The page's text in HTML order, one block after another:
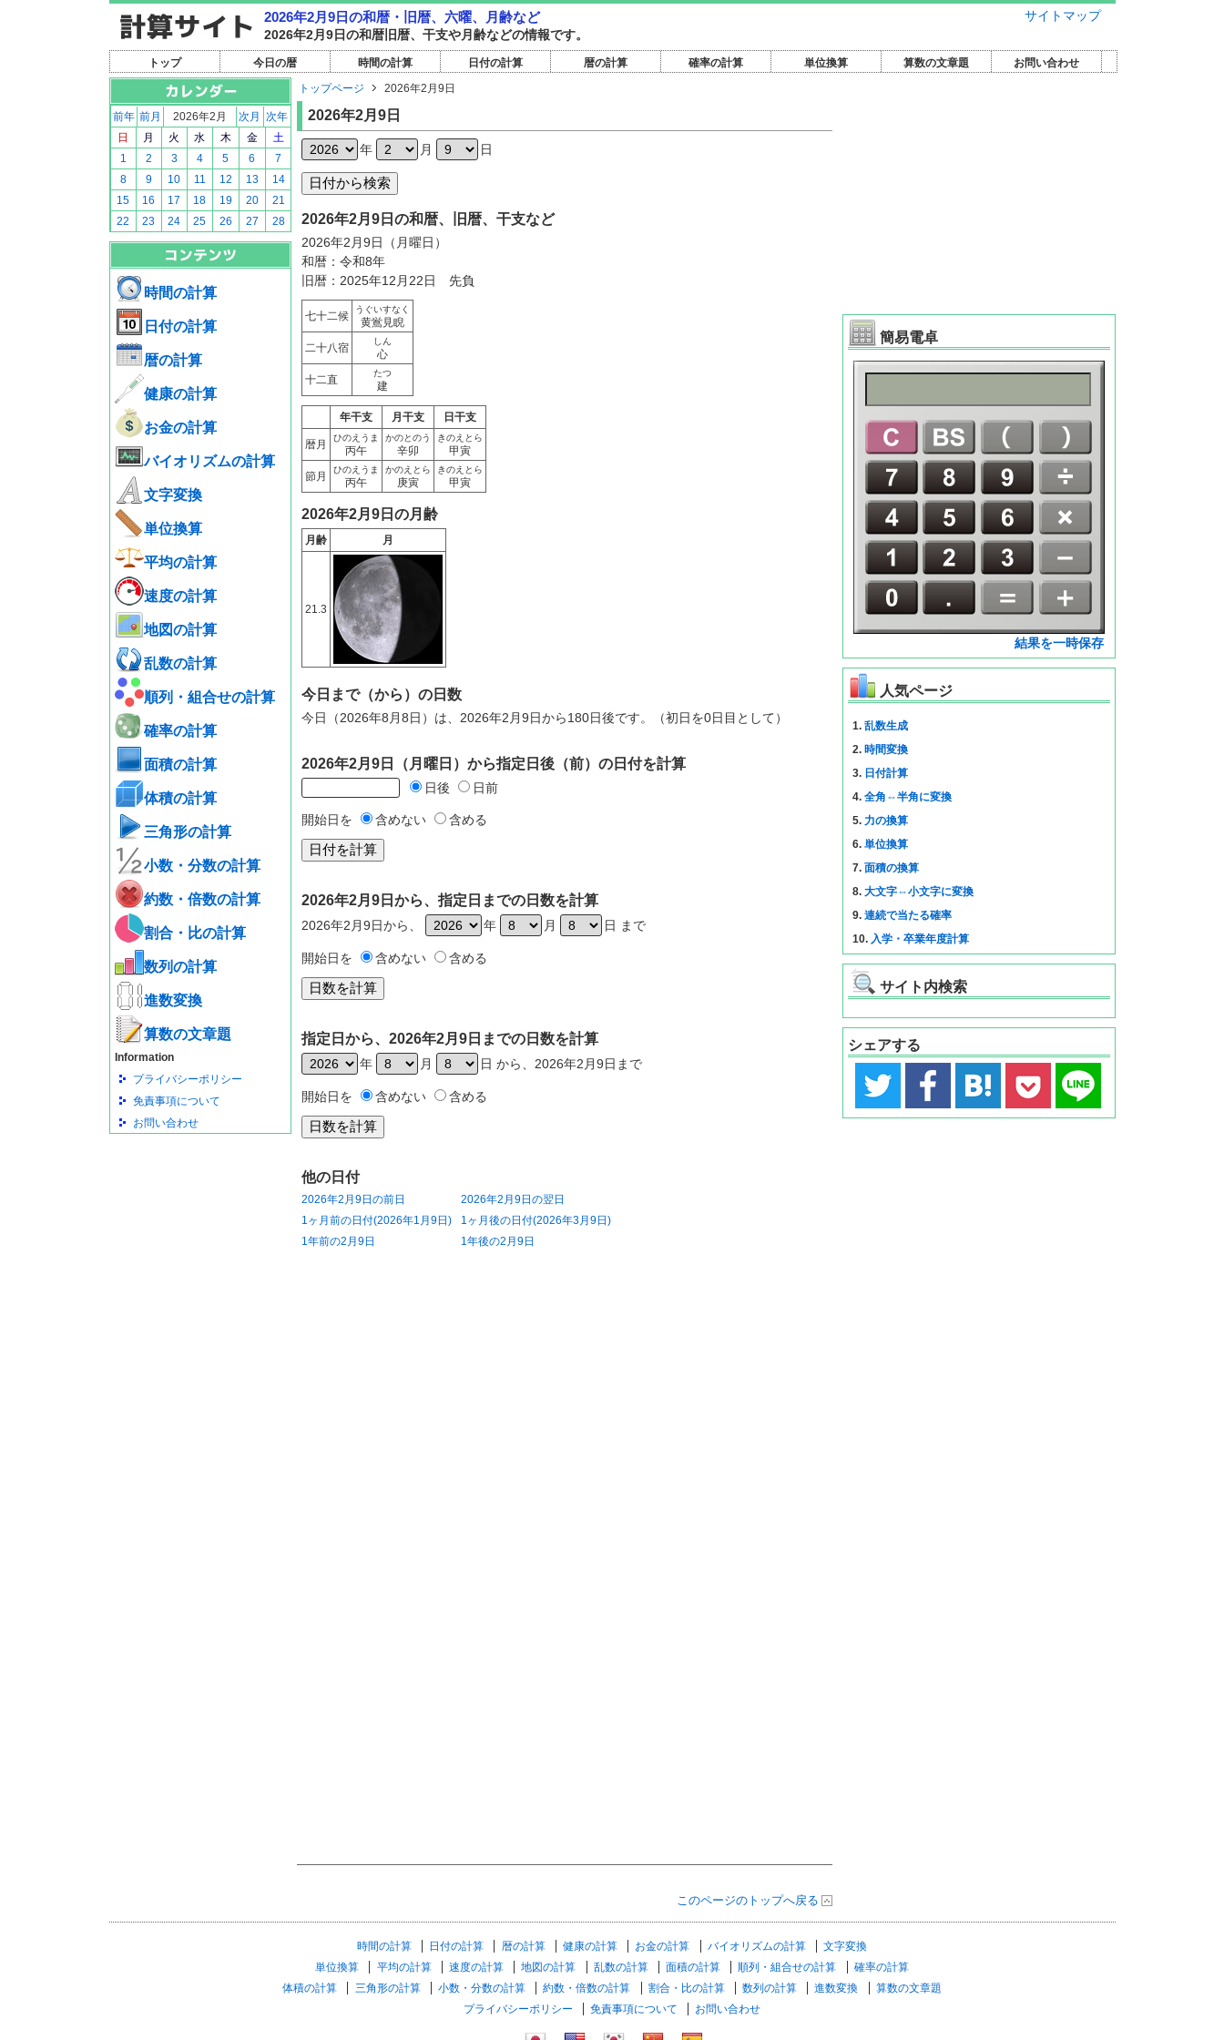
サイトマップ
2026年2月9日の和暦・旧暦、六曜、月齢など
2026年2月9日の和暦旧暦、干支や月齢などの情報です。
トップ 今日の暦 時間の計算 日付の計算 暦の計算 確率の計算 単位換算 算数の文章題 お問い合わせ
前年 前月 2026年2月 次月
次年
日
月 火 水 木 金
土
1
2 3 4 5 6
7
8
9 10 11 12 13
14
15
16 17 18 19 20
21
22
23 24 25 26 27 28
時間の計算
日付の計算
暦の計算
健康の計算
お金の計算
バイオリズムの計算
文字変換
単位換算
平均の計算
速度の計算
地図の計算
乱数の計算
順列・組合せの計算
確率の計算
面積の計算
体積の計算
三角形の計算
小数・分数の計算
約数・倍数の計算
割合・比の計算
数列の計算
進数変換
算数の文章題
Information
プライバシーポリシー
免責事項について
お問い合わせ
トップページ 2026年2月9日
2026年2月9日
年 月 日
2026年2月9日の和暦、旧暦、干支など
2026年2月9日（月曜日）
和暦：令和8年
旧暦：2025年12月22日 先負
七十二候
うぐいすなく
黄鴬見睨
二十八宿
しん
心
十二直
たつ
建
年干支 月干支 日干支
暦月
ひのえうま
丙午
かのとのう
辛卯
きのえとら
甲寅
節月
ひのえうま
丙午
かのえとら
庚寅
きのえとら
甲寅
2026年2月9日の月齢
月齢 月
21.3
今日まで（から）の日数
今日（2026年8月8日）は、2026年2月9日から180日後です。（初日を0日目として）
2026年2月9日（月曜日）から指定日後（前）の日付を計算
日後 日前
開始日を 含めない 含める
2026年2月9日から、指定日までの日数を計算
2026年2月9日から、 年 月 日 まで
開始日を 含めない 含める
指定日から、2026年2月9日までの日数を計算
年 月 日 から、2026年2月9日まで
開始日を 含めない 含める
他の日付
2026年2月9日の前日
2026年2月9日の翌日
1ヶ月前の日付(2026年1月9日)
1ヶ月後の日付(2026年3月9日)
1年前の2月9日
1年後の2月9日
このページのトップへ戻る
簡易電卓
結果を一時保存
人気ページ
1. 乱数生成
2. 時間変換
3. 日付計算
4. 全角⇔半角に変換
5. 力の換算
6. 単位換算
7. 面積の換算
8. 大文字⇔小文字に変換
9. 連続で当たる確率
10. 入学・卒業年度計算
サイト内検索
シェアする
時間の計算 日付の計算 暦の計算 健康の計算 お金の計算 バイオリズムの計算
文字変換
単位換算
平均の計算 速度の計算 地図の計算 乱数の計算 面積の計算 順列・組合せの計算
確率の計算
体積の計算
三角形の計算 小数・分数の計算 約数・倍数の計算 割合・比の計算 数列の計算 進数変換
算数の文章題
プライバシーポリシー
免責事項について お問い合わせ